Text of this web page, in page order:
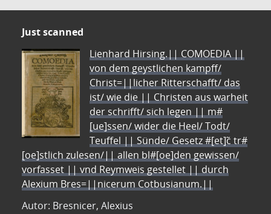
Just scanned
Lienhard Hirsing.|| COMOEDIA ||
von dem geystlichen kampff/
Christ=||licher Ritterschafft/ das
ist/ wie die || Christen aus warheit
der schrifft/ sich legen || m#
[ue]ssen/ wider die Heel/ Todt/
Teuffel || Sünde/ Gesetz #[et]c̃ tr#
[oe]stlich zulesen/|| allen bl#[oe]den gewissen/
vorfasset || vnd Reymweis gestellet || durch
Alexium Bres=||nicerum Cotbusianum.||
Autor: Bresnicer, Alexius